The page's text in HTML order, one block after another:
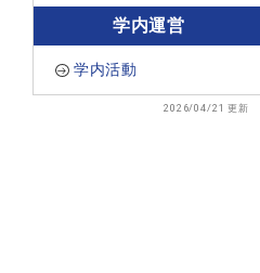
学内運営
学内活動
2026/04/21 更新